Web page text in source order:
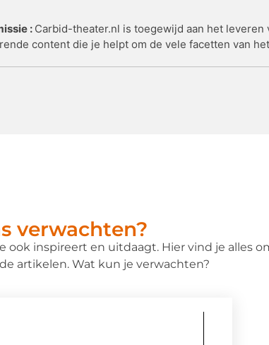
: Carbid-theater.nl is toegewijd aan het leveren
content die je helpt om de vele facetten van
verwachten?
inspireert en uitdaagt. Hier vind je alles
artikelen. Wat kun je verwachten?